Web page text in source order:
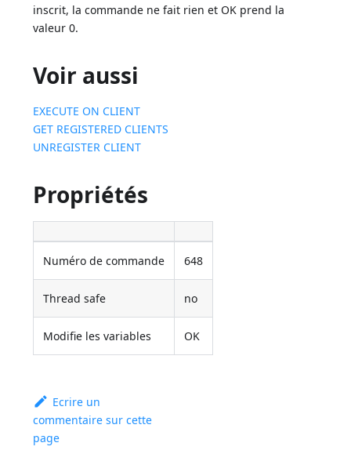
inscrit, la commande ne fait rien et OK prend la
valeur 0.
Voir aussi
EXECUTE ON CLIENT
GET REGISTERED CLIENTS
UNREGISTER CLIENT
Propriétés
Numéro de commande 648
Thread safe no
Modifie les variables OK
Ecrire un
commentaire sur cette
page